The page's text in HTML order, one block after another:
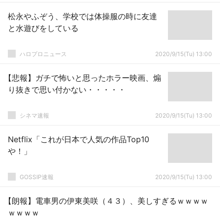
松永やふぞう、学校では体操服の時に友達
と水遊びをしている
ハロプロニュース 2020/9/15(Tu) 13:00
【悲報】ガチで怖いと思ったホラー映画、煽
り抜きで思い付かない・・・・・
シネマ速報 2020/9/15(Tu) 13:00
Netflix「これが日本で人気の作品Top10
や！」
GOSSIP速報 2020/9/15(Tu) 13:00
【朗報】電車男の伊東美咲（４３）、美しすぎるｗｗｗｗ
ｗｗｗｗ